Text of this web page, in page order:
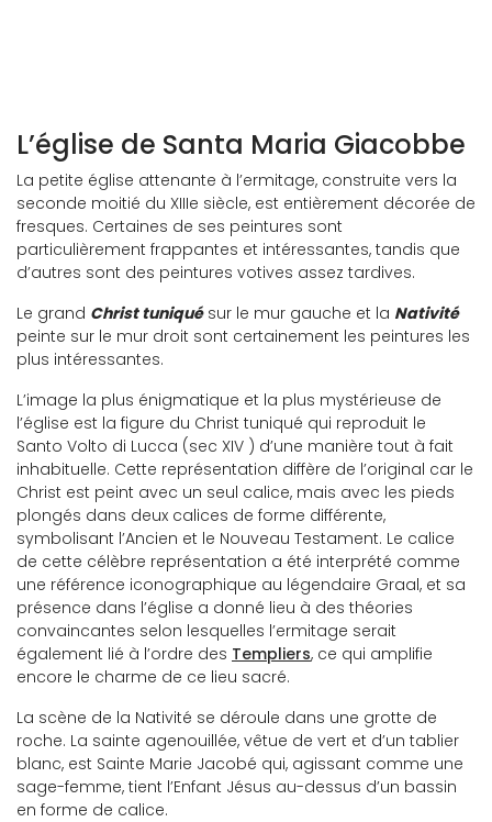
L’église de Santa Maria Giacobbe
La petite église attenante à l’ermitage, construite vers la
seconde moitié du XIIIe siècle, est entièrement décorée de
fresques. Certaines de ses peintures sont
particulièrement frappantes et intéressantes, tandis que
d’autres sont des peintures votives assez tardives.
Le grand Christ tuniquésur le mur gauche et la Nativité
peinte sur le mur droit sont certainement les peintures les
plus intéressantes.
L’image la plus énigmatique et la plus mystérieuse de
l’église est la figure du Christ tuniqué qui reproduit le
Santo Volto di Lucca (sec XIV ) d’une manière tout à fait
inhabituelle. Cette représentation diffère de l’original car le
Christ est peint avec un seul calice, mais avec les pieds
plongés dans deux calices de forme différente,
symbolisant l’Ancien et le Nouveau Testament. Le calice
de cette célèbre représentation a été interprété comme
une référence iconographique au légendaire Graal, et sa
présence dans l’église a donné lieu à des théories
convaincantes selon lesquelles l’ermitage serait
également lié à l’ordre des Templiers, ce qui amplifie
encore le charme de ce lieu sacré.
La scène de la Nativité se déroule dans une grotte de
roche. La sainte agenouillée, vêtue de vert et d’un tablier
blanc, est Sainte Marie Jacobé qui, agissant comme une
sage-femme, tient l’Enfant Jésus au-dessus d’un bassin
en forme de calice.